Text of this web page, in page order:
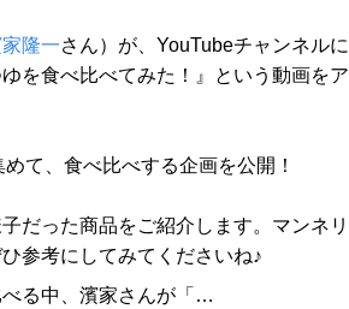
隆一さん）が、YouTubeチャンネルに
を食べ比べてみた！』という動画をア
て、食べ比べする企画を公開！
だった商品をご紹介します。マンネリ
参考にしてみてくださいね♪
る中、濱家さんが「…